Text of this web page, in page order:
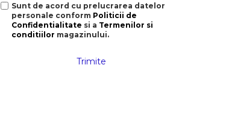
Sunt de acord cu prelucrarea datelor
personale conform Politicii de
Confidentialitate si a Termenilor si
conditiilor magazinului.
Trimite